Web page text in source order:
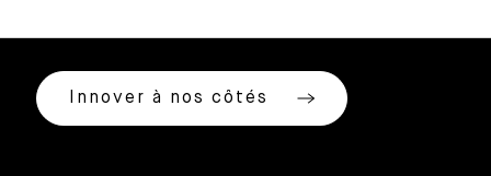
Innover à nos côtés